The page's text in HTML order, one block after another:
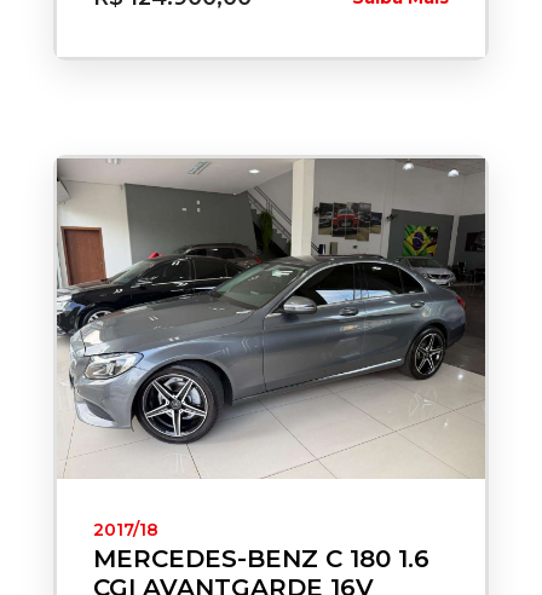
2017/18
MERCEDES-BENZ C 180 1.6
CGI AVANTGARDE 16V